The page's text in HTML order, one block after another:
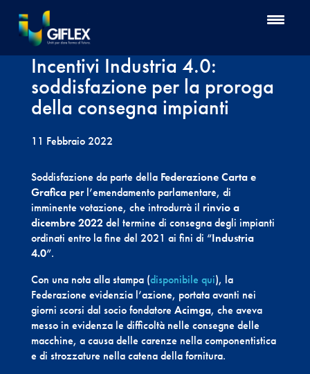
Incentivi Industria 4.0:
soddisfazione per la proroga
della consegna impianti
11 Febbraio 2022
Soddisfazione da parte della Federazione Carta e
Graficaper l’emendamento parlamentare, di
imminente votazione, che introdurrà il rinvio a
dicembre 2022 del termine di consegna degli impianti
ordinati entro la fine del 2021 ai fini di “Industria
4.0”.
Con una nota alla stampa (disponibile qui), la
Federazione evidenzia l’azione, portata avanti nei
giorni scorsi dal socio fondatore Acimga, che aveva
messo in evidenza le difficoltà nelle consegne delle
macchine, a causa delle carenze nella componentistica
e di strozzature nella catena della fornitura.